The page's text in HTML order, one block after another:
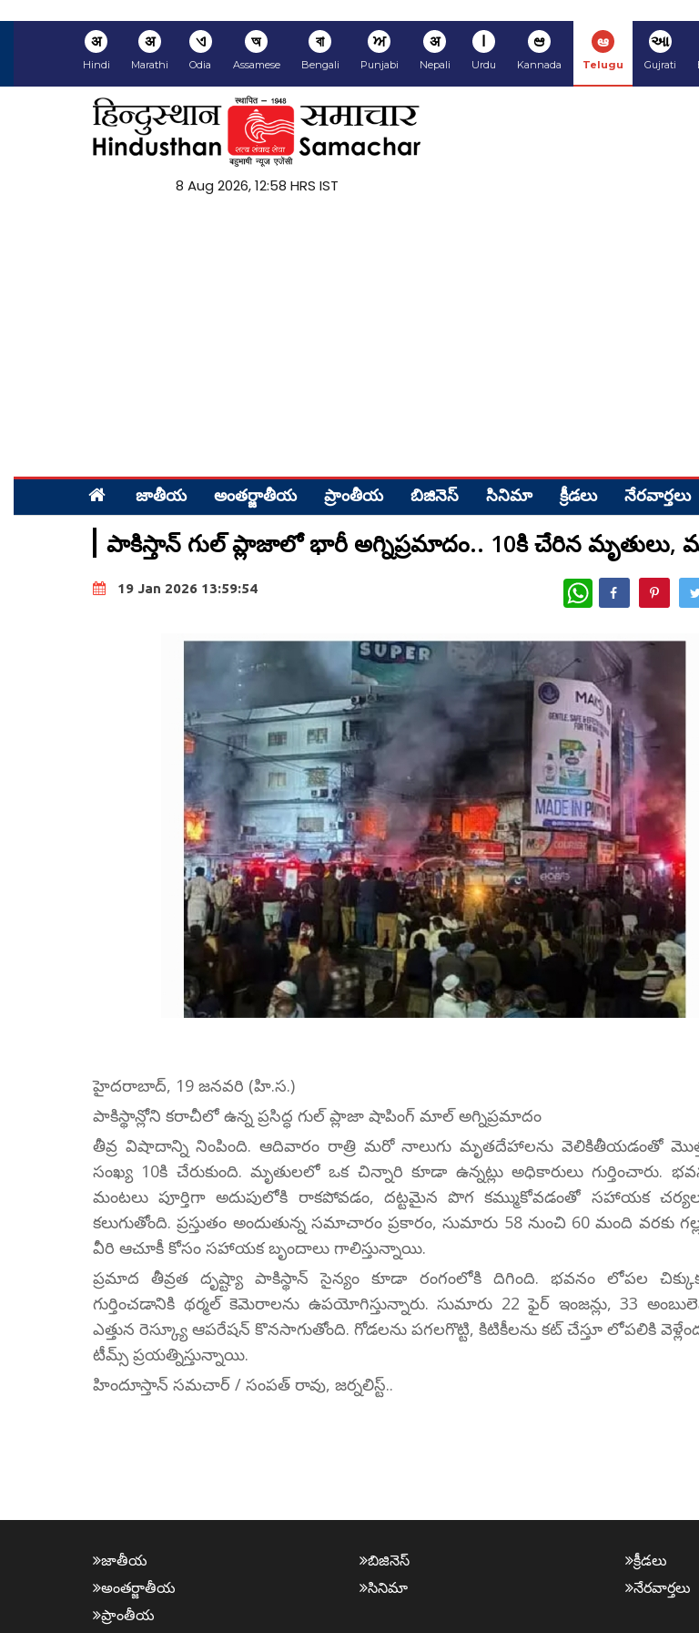
अ
Hindi
अ
Marathi
ଏ
Odia
অ
Assamese
বা
Bengali
ਅ
Punjabi
अ
Nepali
ا
Urdu
ಆ
Kannada
ఆ
Telugu
આ
Gujrati
8 Aug 2026, 12:58 HRS IST
జాతీయ అంత‌ర్జాతీయ ప్రాంతీయ‌ బిజినెస్ సినిమా క్రీడ‌లు నేర‌వార్త‌లు
పాకిస్తాన్ గుల్ ప్లాజాలో భారీ అగ్నిప్రమాదం.. 10కి చేరిన మృతులు,
19 Jan 2026 13:59:54 WhatsApp
హైదరాబాద్, 19 జనవరి (హి.స.)
పాకిస్థాన్లోని కరాచీలో ఉన్న ప్రసిద్ధ గుల్ ప్లాజా షాపింగ్ మాల్ అగ్నిప్రమాదం
తీవ్ర విషాదాన్ని నింపింది. ఆదివారం రాత్రి మరో నాలుగు మృతదేహాలను వెలికితీయడంతో
సంఖ్య 10కి చేరుకుంది. మృతులలో ఒక చిన్నారి కూడా ఉన్నట్లు అధికారులు గుర్తించారు.
మంటలు పూర్తిగా అదుపులోకి రాకపోవడం, దట్టమైన పొగ కమ్ముకోవడంతో సహాయక
కలుగుతోంది. ప్రస్తుతం అందుతున్న సమాచారం ప్రకారం, సుమారు 58 నుంచి 60 మంది వరకు
వీరి ఆచూకీ కోసం సహాయక బృందాలు గాలిస్తున్నాయి.
ప్రమాద తీవ్రత దృష్ట్యా పాకిస్థాన్ సైన్యం కూడా రంగంలోకి దిగింది. భవనం లోపల
గుర్తించడానికి థర్మల్ కెమెరాలను ఉపయోగిస్తున్నారు. సుమారు 22 ఫైర్ ఇంజన్లు, 33
ఎత్తున రెస్క్యూ ఆపరేషన్ కొనసాగుతోంది. గోడలను పగలగొట్టి, కిటికీలను కట్ చేస్తూ లోపలికి
టీమ్స్ ప్రయత్నిస్తున్నాయి.
హిందూస్తాన్ సమచార్ / సంపత్ రావు, జర్నలిస్ట్..
జాతీయ
అంత‌ర్జాతీయ
ప్రాంతీయ‌
బిజినెస్
సినిమా
క్రీడ‌లు
నేర‌వార్త‌లు